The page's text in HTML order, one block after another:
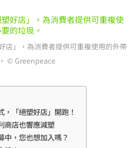
店」，為消費者提供可重複使用的外帶
© Greenpeace
，「絕塑好店」開跑！
商店也響應減塑
中，您也想加入嗎？